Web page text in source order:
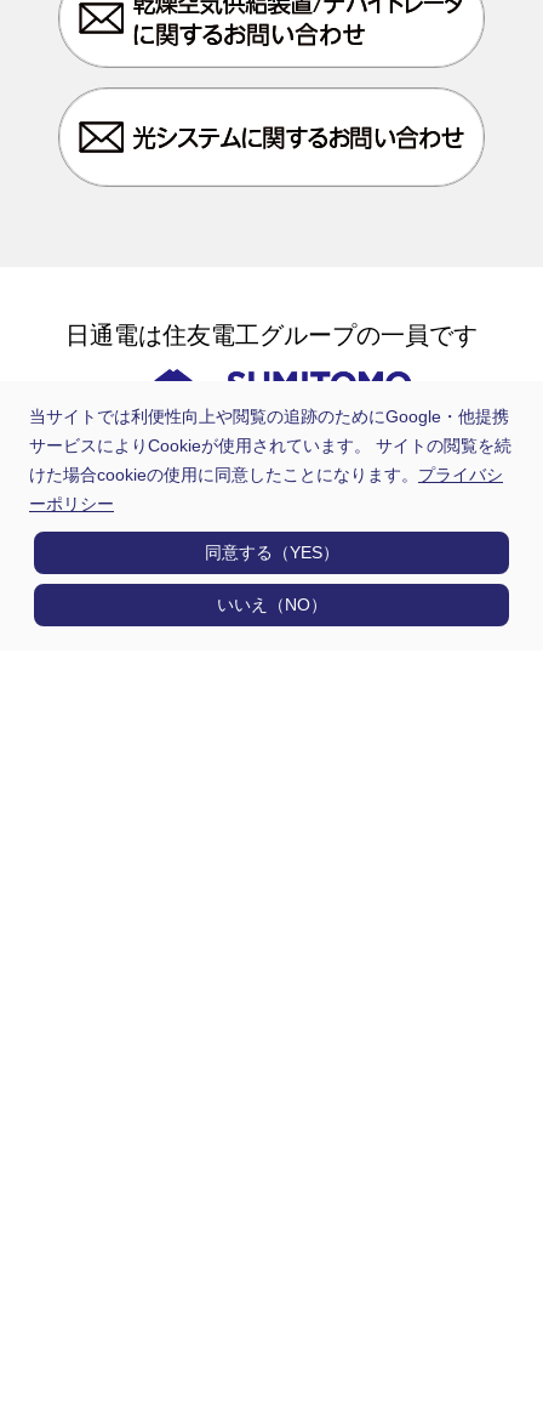
当サイトでは利便性向上や閲覧の追跡のためにGoogle・他提携
サービスによりCookieが使用されています。 サイトの閲覧を続
けた場合cookieの使用に同意したことになります。 プライバシ
ーポリシー
いいえ（NO）
同意する（YES）
日通電は住友電工グループの一員です